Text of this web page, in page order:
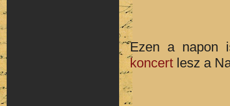
Ezen a napon
koncert lesz a